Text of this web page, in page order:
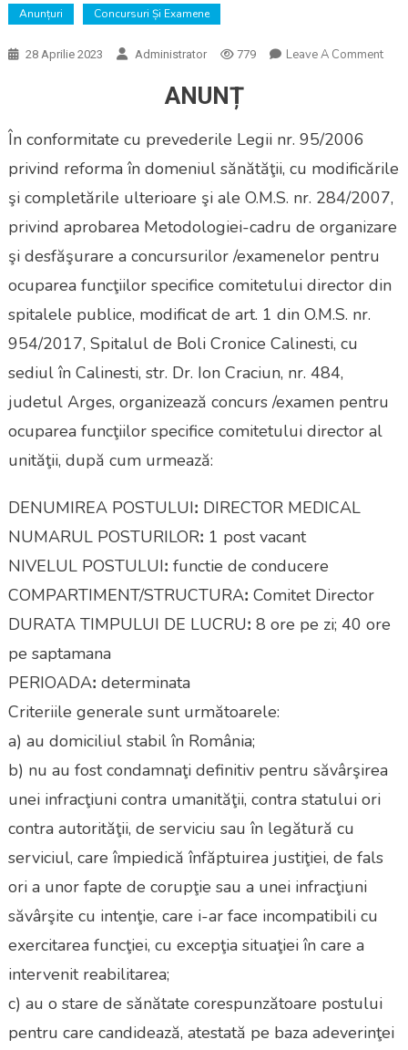
Anunțuri Concursuri Și Examene
28 Aprilie 2023 Administrator 779 Leave A CommentOn
–
Ă
ANUNȚ
În conformitate cu prevederile Legii nr. 95/2006
privind reforma în domeniul sănătăţii, cu modificările
şi completările ulterioare şi ale O.M.S. nr. 284/2007,
privind aprobarea Metodologiei-cadru de organizare
şi desfăşurare a concursurilor /examenelor pentru
ocuparea funcţiilor specifice comitetului director din
spitalele publice, modificat de art. 1 din O.M.S. nr.
954/2017, Spitalul de Boli Cronice Calinesti, cu
sediul în Calinesti, str. Dr. Ion Craciun, nr. 484,
judetul Arges, organizează concurs /examen pentru
ocuparea funcţiilor specifice comitetului director al
unităţii, după cum urmează:
DENUMIREA POSTULUIꓽ DIRECTOR MEDICAL
NUMARUL POSTURILORꓽ 1 post vacant
NIVELUL POSTULUIꓽ functie de conducere
COMPARTIMENT/STRUCTURAꓽ Comitet Director
DURATA TIMPULUI DE LUCRUꓽ 8 ore pe zi; 40 ore
pe saptamana
PERIOADAꓽ determinata
Criteriile generale sunt următoarele:
a) au domiciliul stabil în România;
b) nu au fost condamnaţi definitiv pentru săvârşirea
unei infracţiuni contra umanităţii, contra statului ori
contra autorităţii, de serviciu sau în legătură cu
serviciul, care împiedică înfăptuirea justiţiei, de fals
ori a unor fapte de corupţie sau a unei infracţiuni
săvârşite cu intenţie, care i-ar face incompatibili cu
exercitarea funcţiei, cu excepţia situaţiei în care a
intervenit reabilitarea;
c) au o stare de sănătate corespunzătoare postului
pentru care candidează, atestată pe baza adeverinţei